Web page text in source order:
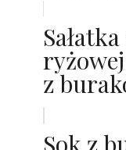
z
Sok z